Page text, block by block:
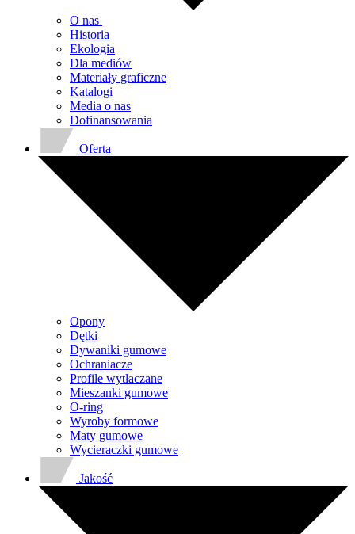
O nas
Historia
Ekologia
Dla mediów
Materiały graficzne
Katalogi
Media o nas
Dofinansowania
Oferta
Opony
Dętki
Dywaniki gumowe
Ochraniacze
Profile wytłaczane
Mieszanki gumowe
O-ring
Wyroby formowe
Maty gumowe
Wycieraczki gumowe
Jakość